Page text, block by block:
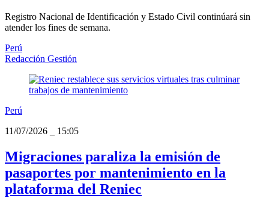
Registro Nacional de Identificación y Estado Civil continúará sin
atender los fines de semana.
Perú
Redacción Gestión
Perú
11/07/2026
15:05
Migraciones paraliza la emisión de
pasaportes por mantenimiento en la
plataforma del Reniec